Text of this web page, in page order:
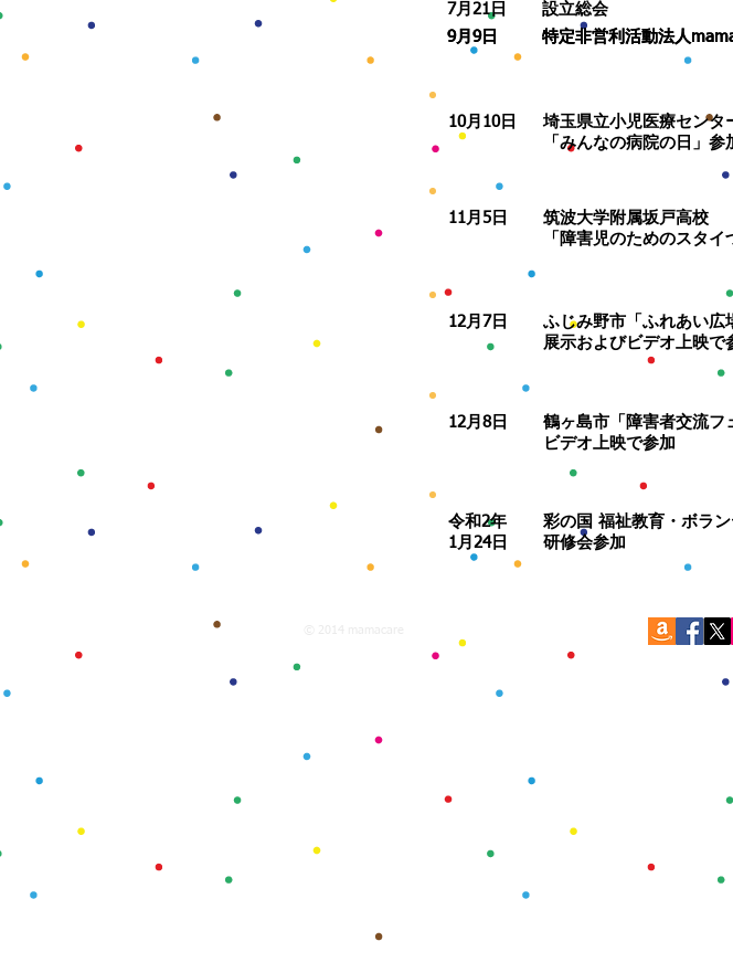
​7月21日
​9月9日
​9月9日
設立総会
特定非営利活動法人
特定非営利活動法人
10月10日
埼玉県立小児医療センタ
「みんなの病院の日」参
​11月5 日
筑波大学附属坂戸高校
「障害児のためのスタ
​12月7日
ふじみ野市「ふれあい広
展示およびビデオ上映で
​12月8日
鶴ヶ島市「障害者交流フ
ビデオ上映で参加
​令和2年
1月24日
彩の国 福祉教育・ボラ
研修会参加